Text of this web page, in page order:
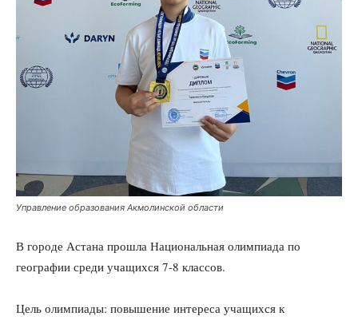
Управление образования Акмолинской области
В городе Астана прошла Национальная олимпиада по
географии среди учащихся 7-8 классов.
Цель олимпиады: повышение интереса учащихся к